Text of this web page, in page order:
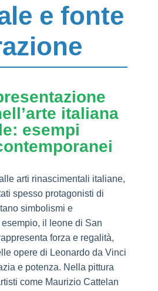
e fonte
italiana
esempi
arti rinascimentali italiane,
spesso protagonisti di
simbolismi e
il leone di San
forza e regalità,
opere di Leonardo da Vinci
e potenza. Nella pittura
come Maurizio Cattelan